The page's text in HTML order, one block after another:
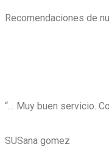
Recomendaciones de
“… Muy buen servicio.
SUSana gomez